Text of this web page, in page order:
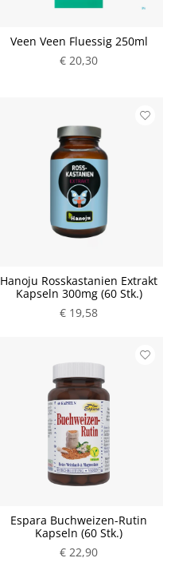
Veen Veen Fluessig 250ml
€ 20,30
Hanoju Rosskastanien Extrakt
Kapseln 300mg (60 Stk.)
€ 19,58
Espara Buchweizen-Rutin
Kapseln (60 Stk.)
€ 22,90